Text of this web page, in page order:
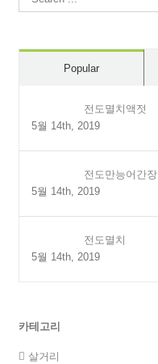
for:
Popular
전도멸치액젓
5월 14th, 2019
전도만능어간장
5월 14th, 2019
전도멸치
5월 14th, 2019
카테고리
살거리